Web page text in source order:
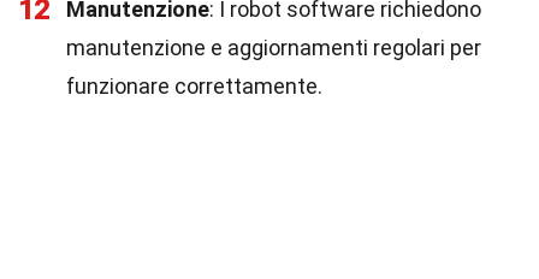
12 Manutenzione: I robot software richiedono
manutenzione e aggiornamenti regolari per
funzionare correttamente.